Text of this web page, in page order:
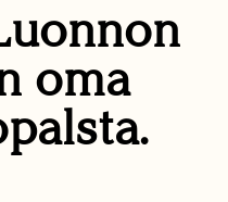
oma